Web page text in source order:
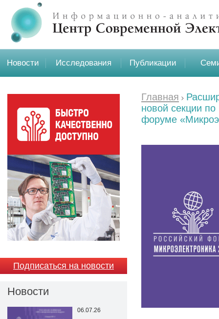
Новости Исследования Публикации
Подписаться на новости
Новости
06.07.26
Главная
новой секции
форуме